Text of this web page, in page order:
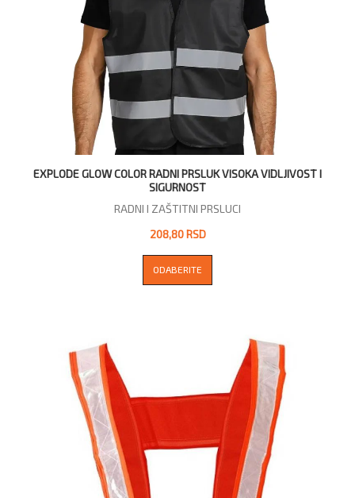
EXPLODE GLOW COLOR RADNI PRSLUK VISOKA VIDLJIVOST I
SIGURNOST
RADNI I ZAŠTITNI PRSLUCI
208,80 RSD
ODABERITE